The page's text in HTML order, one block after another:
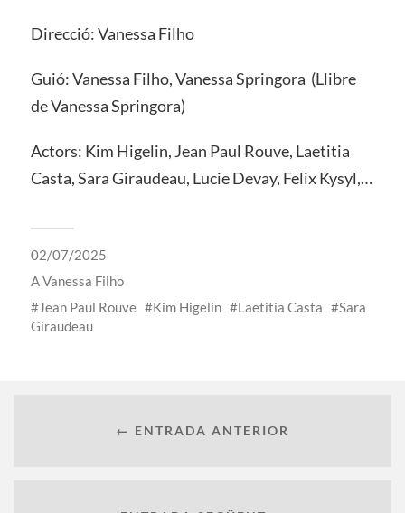
Direcció: Vanessa Filho
Guió: Vanessa Filho, Vanessa Springora (Llibre
de Vanessa Springora)
Actors: Kim Higelin, Jean Paul Rouve, Laetitia
Casta, Sara Giraudeau, Lucie Devay, Felix Kysyl,…
02/07/2025
AVanessa Filho
Jean Paul Rouve
Kim Higelin Laetitia Casta
Sara
Giraudeau
← ENTRADA ANTERIOR